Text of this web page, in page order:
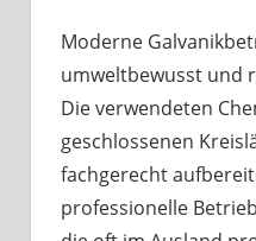
Moderne
umweltbewusst und
Die verwendeten
geschlossenen
fachgerecht
professionelle